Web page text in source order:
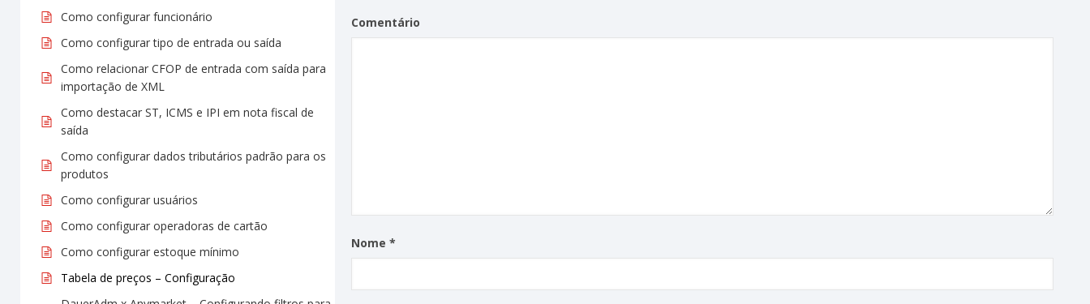
Como configurar funcionário
Como configurar tipo de entrada ou saída
Como relacionar CFOP de entrada com saída para
importação de XML
Como destacar ST, ICMS e IPI em nota fiscal de
saída
Como configurar dados tributários padrão para os
produtos
Como configurar usuários
Como configurar operadoras de cartão
Como configurar estoque mínimo
Tabela de preços – Configuração
Comentário
Nome*